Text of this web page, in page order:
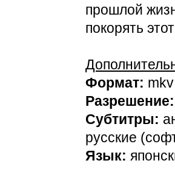
прошлой
покорять
Формат: mkv
Субтитры:
русские
Язык: